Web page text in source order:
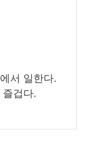
서 일한다.
겁다.